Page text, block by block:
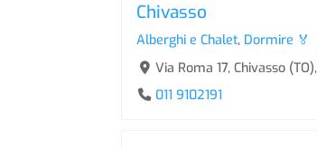
Chivasso
Alberghi e Chalet, Dormire 🏅
Via Roma 17, Chivasso
011 9102191